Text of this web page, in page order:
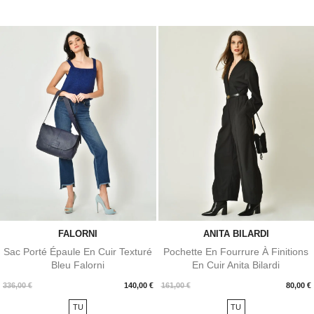
FALORNI
Sac Porté Épaule En Cuir Texturé
Bleu Falorni
336,00 € 140,00 €
Prix
TU
ANITA BILARDI
Pochette En Fourrure À Finitions
En Cuir Anita Bilardi
161,00 € 80,00 €
Prix
TU